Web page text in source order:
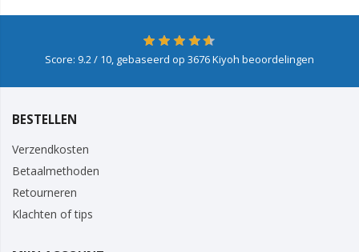
Score: 9.2/ 10, gebaseerd op 3676Kiyoh beoordelingen
BESTELLEN
Verzendkosten
Betaalmethoden
Retourneren
Klachten of tips